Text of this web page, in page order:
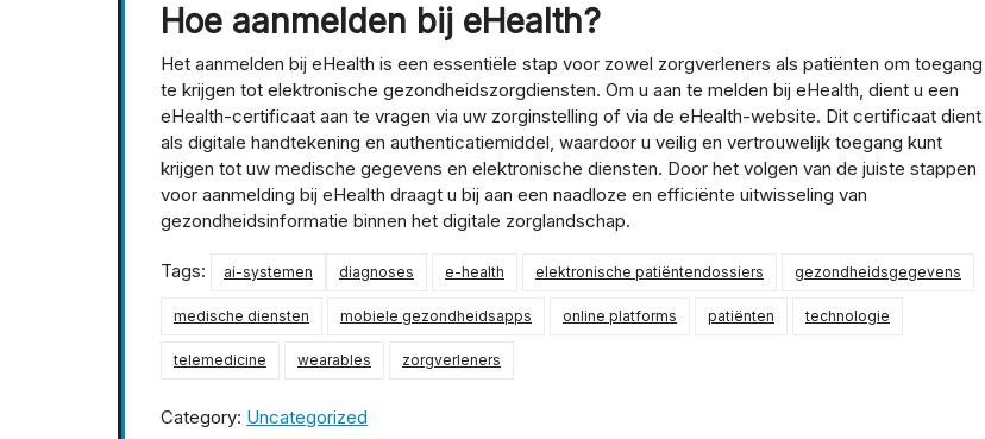
Hoe aanmelden bij eHealth?
Het aanmelden bij eHealth is een essentiële stap voor zowel zorgverleners als patiënten om toegang
te krijgen tot elektronische gezondheidszorgdiensten. Om u aan te melden bij eHealth, dient u een
eHealth-certificaat aan te vragen via uw zorginstelling of via de eHealth-website. Dit certificaat dient
als digitale handtekening en authenticatiemiddel, waardoor u veilig en vertrouwelijk toegang kunt
krijgen tot uw medische gegevens en elektronische diensten. Door het volgen van de juiste stappen
voor aanmelding bij eHealth draagt u bij aan een naadloze en efficiënte uitwisseling van
gezondheidsinformatie binnen het digitale zorglandschap.
Tags: ai-systemen diagnoses e-health elektronische patiëntendossiers gezondheidsgegevens
medische diensten mobiele gezondheidsapps online platforms patiënten technologie
telemedicine wearables zorgverleners
Category: Uncategorized